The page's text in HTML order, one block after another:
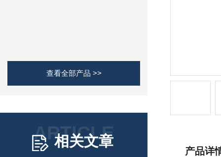
查看全部产品 >>
ARTICLE
相关文章
产品详